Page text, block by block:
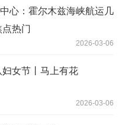
心：霍尔木兹海峡航运几
热门
2026-03-06
女节丨马上有花
2026-03-06